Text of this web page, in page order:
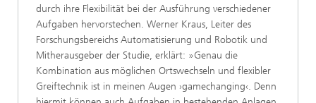
durch ihre Flexibilität bei der Ausführung verschiedener
Aufgaben hervorstechen. Werner Kraus, Leiter des
Forschungsbereichs Automatisierung und Robotik und
Mitherausgeber der Studie, erklärt: »Genau die
Kombination aus möglichen Ortswechseln und flexibler
Greiftechnik ist in meinen Augen ›gamechanging‹. Denn